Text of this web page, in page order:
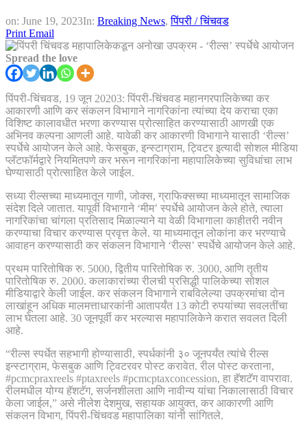
on: June 19, 2023In: Breaking News,पिंपरी / चिंचवड
Print Email
Spread the love
पिंपरी-चिंचवड, 19 जून 20203: पिंपरी-चिंचवड महानगरपालिकेच्या कर
आकारणी आणि कर संकलन विभागाने नागरिकांना त्यांच्या देय कराचा एका
विशिष्ट कालावधीत भरणा करण्यास प्रोत्साहित करण्यासाठी आणखी एक
अभिनव कल्पना आणली आहे. यावेळी कर आकारणी विभागाने यासाठी ‘रील्स’
स्पर्धेचे आयोजन केले आहे. फेसबुक, इन्स्टाग्राम, ट्विटर इत्यादी सोशल मीडिया
प्लॅटफॉर्मद्वारे नियमितपणे कर भरून नागरिकांना महापालिकेच्या सुविधांचा लाभ
घेण्यासाठी प्रोत्साहित केले जाईल.
सध्या रील्सच्या माध्यमातून गाणी, जोक्स, ग्राफिक्सच्या माध्यमातून सामाजिक
संदेश दिले जातात. यापूर्वी विभागाने ‘मीम’ स्पर्धेचे आयोजन केले होते, त्याला
नागरिकांचा चांगला प्रतिसाद मिळाल्याने या वेळी विभागाला काहीतरी नवीन
करण्याचा विचार करण्यास प्रवृत्त केले. या माध्यमातून लोकांना कर भरण्याचे
आवाहन करण्यासाठी कर संकलन विभागाने ‘रील्स’ स्पर्धेचे आयोजन केले आहे.
प्रथम पारितोषिक रु. 5000, द्वितीय पारितोषिक रु. 3000, आणि तृतीय
पारितोषिक रु. 2000. कलाकारांच्या रीलची प्रसिद्धी पालिकेच्या सोशल
मीडियाद्वारे केली जाईल. कर संकलन विभागाने राबविलेल्या उपक्रमांचा दोन
लाखांहून अधिक मालमत्ताधारकांनी आतापर्यंत 13 कोटी रुपयांच्या सवलतींचा
लाभ घेतला आहे. 30 जूनपूर्वी कर भरल्यास महापालिकेने करात सवलत दिली
आहे.
“रील्स स्पर्धेत सहभागी होण्यासाठी, स्पर्धकांनी ३० जूनपर्यंत त्यांचे रील्स
इन्स्टाग्राम, फेसबुक आणि ट्विटरवर पोस्ट करावेत. रील पोस्ट करताना,
#pcmcpraxreels #ptaxreels #pcmcptaxconcession, हा हॅशटॅग वापरावा.
रीलमधील योग्य हॅशटॅग, सर्जनशीलता आणि नावीन्य यांचा निकालासाठी विचार
केला जाईल,” असे नीलेश देशमुख, सहायक आयुक्त, कर आकारणी आणि
संकलन विभाग, पिंपरी-चिंचवड महापालिका यांनी सांगितले.